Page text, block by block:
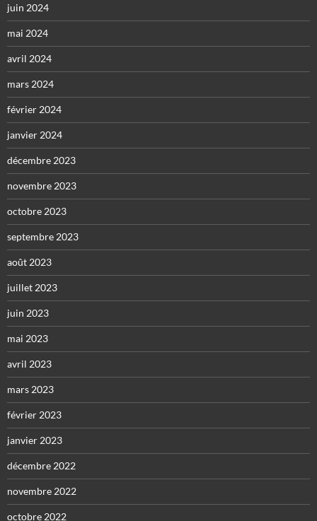
juin 2024
mai 2024
avril 2024
mars 2024
février 2024
janvier 2024
décembre 2023
novembre 2023
octobre 2023
septembre 2023
août 2023
juillet 2023
juin 2023
mai 2023
avril 2023
mars 2023
février 2023
janvier 2023
décembre 2022
novembre 2022
octobre 2022